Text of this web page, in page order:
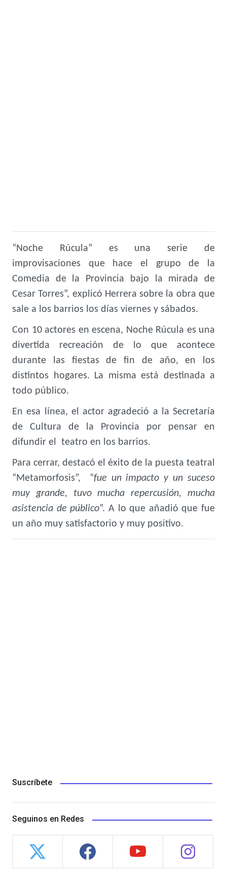
“Noche Rúcula” es una serie de
improvisaciones que hace el grupo de la
Comedia de la Provincia bajo la mirada de
Cesar Torres”, explicó Herrera sobre la obra que
sale a los barrios los días viernes y sábados.
Con 10 actores en escena, Noche Rúcula es una
divertida recreación de lo que acontece
durante las fiestas de fin de año, en los
distintos hogares. La misma está destinada a
todo público.
En esa línea, el actor agradeció a la Secretaría
de Cultura de la Provincia por pensar en
difundir el teatro en los barrios.
Para cerrar, destacó el éxito de la puesta teatral
“Metamorfosis”, “fue un impacto y un suceso
muy grande, tuvo mucha repercusión, mucha
asistencia de público”. A lo que añadió que fue
un año muy satisfactorio y muy positivo.
Suscríbete
Seguinos en Redes